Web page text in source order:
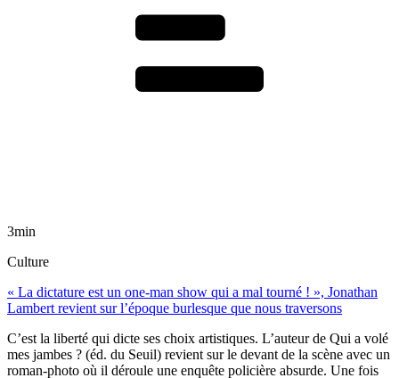
3min
Culture
« La dictature est un one-man show qui a mal tourné ! », Jonathan
Lambert revient sur l’époque burlesque que nous traversons
C’est la liberté qui dicte ses choix artistiques. L’auteur de Qui a volé
mes jambes ? (éd. du Seuil) revient sur le devant de la scène avec un
roman-photo où il déroule une enquête policière absurde. Une fois